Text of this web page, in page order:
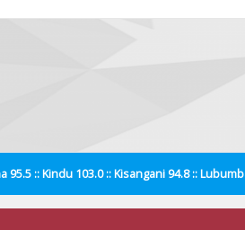
95.5 :: Kindu 103.0 :: Kisangani 94.8 ::